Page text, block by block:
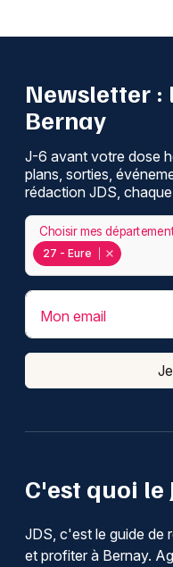
C'est quoi le
JDS, c'est le guide de
et profiter à Bernay.
Newsletter :
Bernay
J-6 avant votre dose
plans, sorties,
rédaction JDS,
27 - Eure
Choisir mes
Mon email